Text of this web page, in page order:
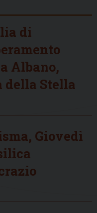
di
Albano,
della Stella
Giovedì